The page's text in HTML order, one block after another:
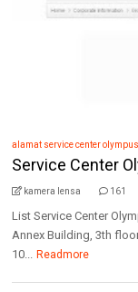
alamat service center
Service Center
kamera lensa 161
List Service Center
Annex Building, 3th
10... Readmore